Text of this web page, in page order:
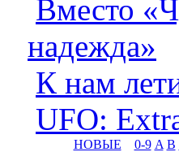
Вместо
надежда»
К нам
UFO:
НОВЫЕ 0-9 A B